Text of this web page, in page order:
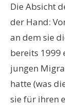
Die Absicht
der Hand:
an dem sie
bereits 1999
jungen
hatte (was
sie für ihren